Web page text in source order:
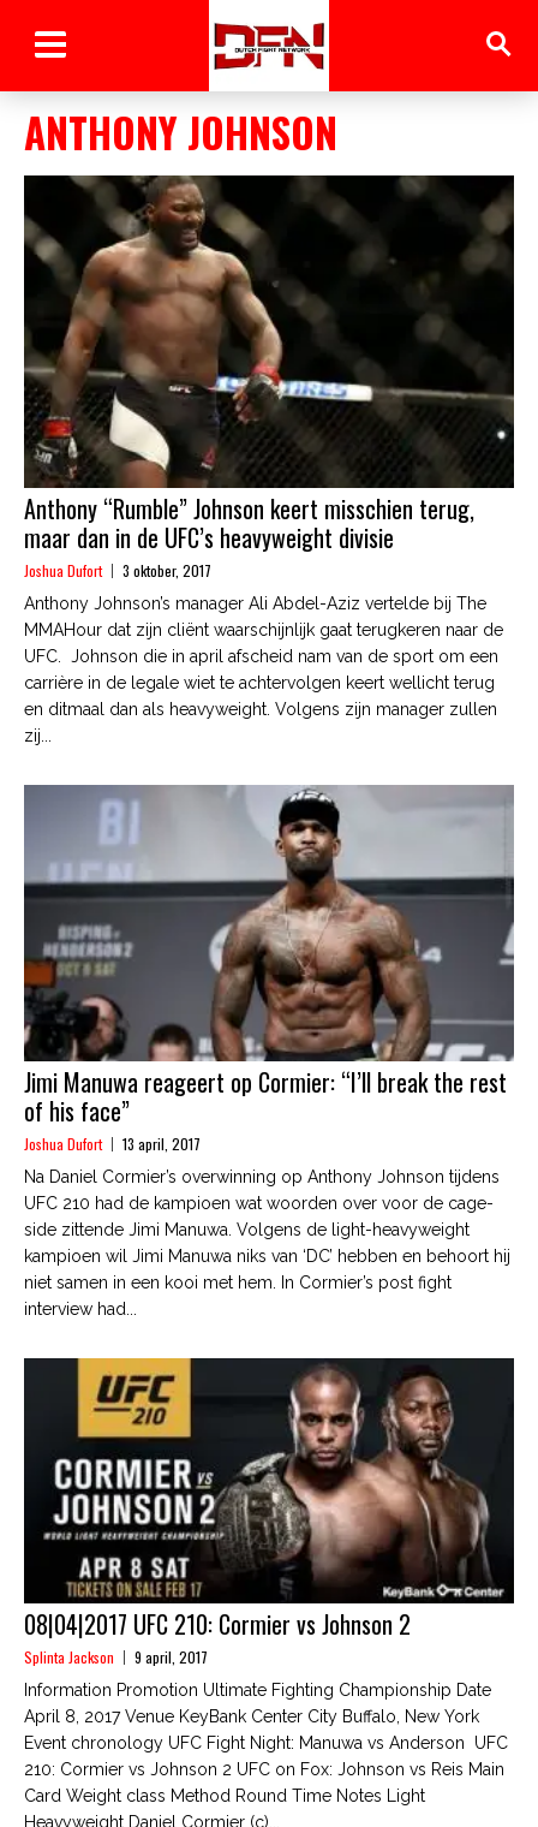
ANTHONY JOHNSON
Anthony “Rumble” Johnson keert misschien terug,
maar dan in de UFC’s heavyweight divisie
Joshua Dufort 3 oktober, 2017
Anthony Johnson’s manager Ali Abdel-Aziz vertelde bij The
MMAHour dat zijn cliënt waarschijnlijk gaat terugkeren naar de
UFC. Johnson die in april afscheid nam van de sport om een
carrière in de legale wiet te achtervolgen keert wellicht terug
en ditmaal dan als heavyweight. Volgens zijn manager zullen
zij...
Jimi Manuwa reageert op Cormier: “I’ll break the rest
of his face”
Joshua Dufort 13 april, 2017
Na Daniel Cormier’s overwinning op Anthony Johnson tijdens
UFC 210 had de kampioen wat woorden over voor de cage-
side zittende Jimi Manuwa. Volgens de light-heavyweight
kampioen wil Jimi Manuwa niks van ‘DC’ hebben en behoort hij
niet samen in een kooi met hem. In Cormier’s post fight
interview had...
08|04|2017 UFC 210: Cormier vs Johnson 2
Splinta Jackson 9 april, 2017
Information Promotion Ultimate Fighting Championship Date
April 8, 2017 Venue KeyBank Center City Buffalo, New York
Event chronology UFC Fight Night: Manuwa vs Anderson UFC
210: Cormier vs Johnson 2 UFC on Fox: Johnson vs Reis Main
Card Weight class Method Round Time Notes Light
Heavyweight Daniel Cormier (c)...